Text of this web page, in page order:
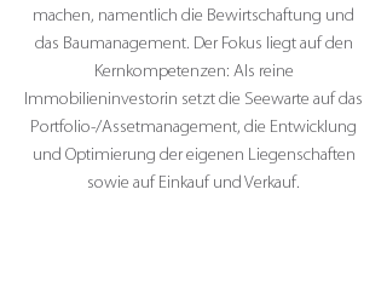
machen, namentlich die Bewirtschaftung und
das Baumanagement. Der Fokus liegt auf den
Kernkompetenzen: Als reine
Immobilieninvestorin setzt die Seewarte auf das
Portfolio-/Assetmanagement, die Entwicklung
und Optimierung der eigenen Liegenschaften
sowie auf Einkauf und Verkauf.